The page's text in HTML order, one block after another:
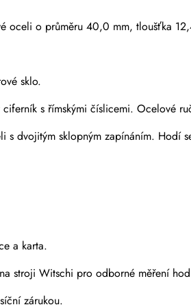
oceli o průměru 40,0 mm, tloušťka
sklo.
s římskými číslicemi. Ocelové
s dvojitým sklopným zapínáním. Hodí
a karta.
stroji Witschi pro odborné měření
zárukou.
Zpráva